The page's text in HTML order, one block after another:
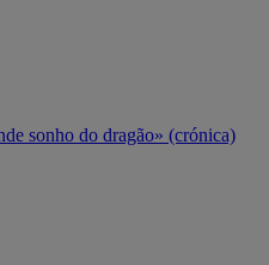
sonho do dragão» (crónica)